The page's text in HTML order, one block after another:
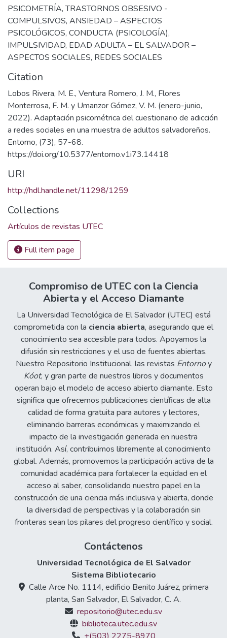
PSICOMETRÍA,TRASTORNOS OBSESIVO -
COMPULSIVOS, ANSIEDAD – ASPECTOS
PSICOLÓGICOS, CONDUCTA (PSICOLOGÍA),
IMPULSIVIDAD, EDAD ADULTA – EL SALVADOR –
ASPECTOS SOCIALES, REDES SOCIALES
Citation
Lobos Rivera, M. E., Ventura Romero, J. M., Flores
Monterrosa, F. M. y Umanzor Gómez, V. M. (enero-junio,
2022). Adaptación psicométrica del cuestionario de adicción
a redes sociales en una muestra de adultos salvadoreños.
Entorno, (73), 57-68.
https://doi.org/10.5377/entorno.v1i73.14418
URI
http://hdl.handle.net/11298/1259
Collections
Artículos de revistas UTEC
Full item page
Compromiso de UTEC con la Ciencia
Abierta y el Acceso Diamante
La Universidad Tecnológica de El Salvador (UTEC) está
comprometida con la ciencia abierta, asegurando que el
conocimiento sea accesible para todos. Apoyamos la
difusión sin restricciones y el uso de fuentes abiertas.
Nuestro Repositorio Institucional, las revistas Entornoy
Kóot, y gran parte de nuestros libros y documentos
operan bajo el modelo de acceso abierto diamante. Esto
significa que ofrecemos publicaciones científicas de alta
calidad de forma gratuita para autores y lectores,
eliminando barreras económicas y maximizando el
impacto de la investigación generada en nuestra
institución. Así, contribuimos libremente al conocimiento
global. Además, promovemos la participación activa de la
comunidad académica para fortalecer la equidad en el
acceso al saber, consolidando nuestro papel en la
construcción de una ciencia más inclusiva y abierta, donde
la diversidad de perspectivas y la colaboración sin
fronteras sean los pilares del progreso científico y social.
Contáctenos
Universidad Tecnológica de El Salvador
Sistema Bibliotecario
Calle Arce No. 1114, edificio Benito Juárez, primera
planta, San Salvador, El Salvador, C. A.
repositorio@utec.edu.sv
biblioteca.utec.edu.sv